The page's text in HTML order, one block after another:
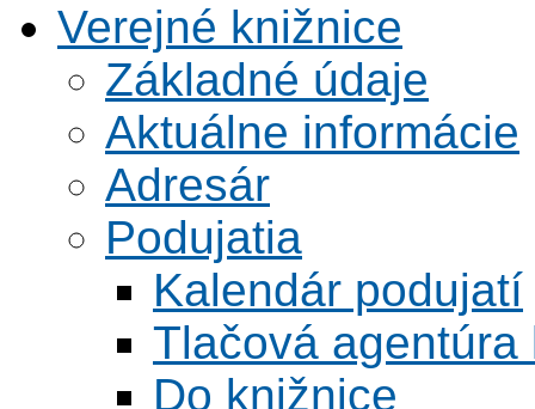
Verejné knižnice
Základné údaje
Aktuálne informácie
Adresár
Podujatia
Kalendár podujatí
Tlačová agentúra
Do knižnice